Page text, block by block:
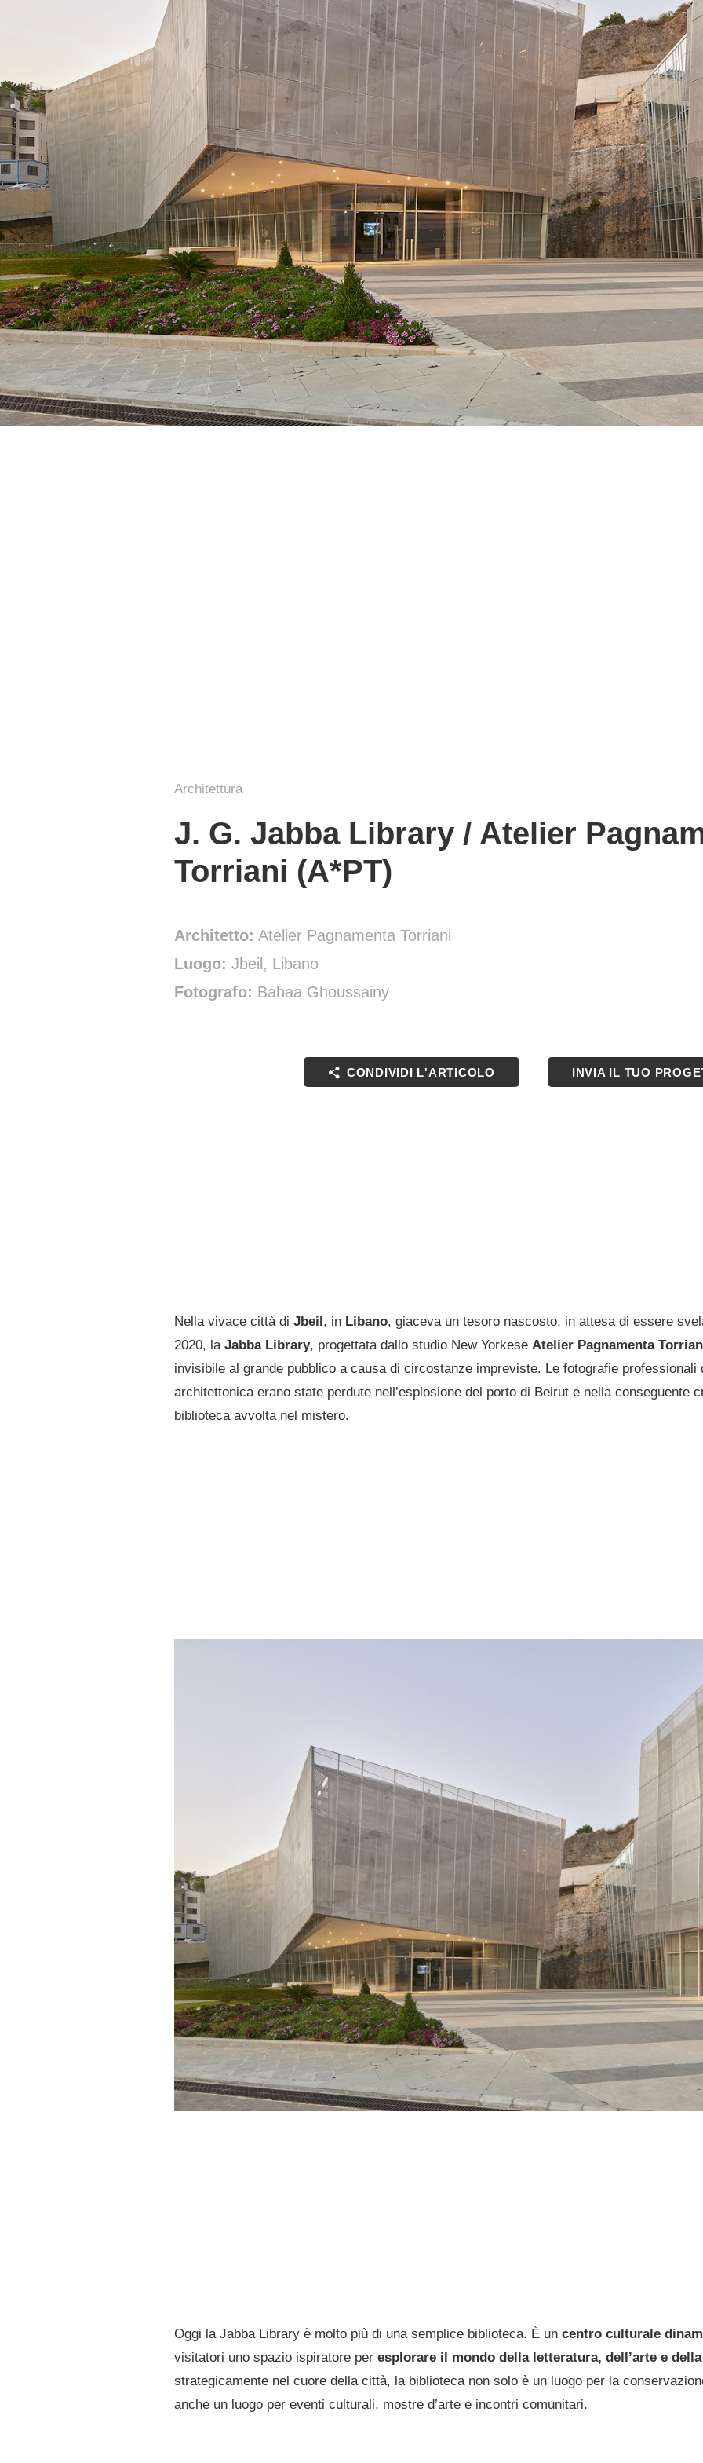
Architettura
J. G. Jabba Library / Atelier
Torriani (A*PT)
Architetto: Atelier Pagnamenta Torriani
Luogo: Jbeil, Libano
Fotografo: Bahaa Ghoussainy
CONDIVIDI L'ARTICOLO INVIA IL TUO
Nella vivace città di Jbeil, in Libano, giaceva un tesoro nascosto, in attesa di essere
2020, la Jabba Library, progettata dallo studio New Yorkese Atelier Pagnamenta
invisibile al grande pubblico a causa di circostanze impreviste. Le fotografie professionali
architettonica erano state perdute nell’esplosione del porto di Beirut e nella conseguente
biblioteca avvolta nel mistero.
Oggi la Jabba Library è molto più di una semplice biblioteca. È un centro culturale
visitatori uno spazio ispiratore per esplorare il mondo della letteratura, dell’arte e
strategicamente nel cuore della città, la biblioteca non solo è un luogo per la
anche un luogo per eventi culturali, mostre d’arte e incontri comunitari.